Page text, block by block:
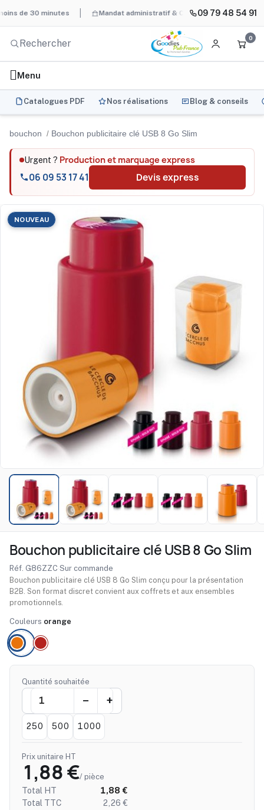
30 minutes Mandat administratif & Chorus Pro BAT
09 79 48 54 91
0
Menu
Catalogues PDF Nos réalisations Blog & conseils
bouchon Bouchon publicitaire clé USB 8 Go Slim
Urgent ? Production et marquage express
06 09 53 17 41 Devis express
NOUVEAU
Bouchon publicitaire clé USB 8 Go Slim
Réf. G86ZZC·Sur commande
Bouchon publicitaire clé USB 8 Go Slim conçu pour la présentation
B2B. Son format discret convient aux coffrets et aux ensembles
promotionnels.
Couleurs orange
Quantité souhaitée
250 500 1000
Prix unitaire HT
1,88 €/ pièce
Total HT
1,88 €
Total TTC
2,26 €